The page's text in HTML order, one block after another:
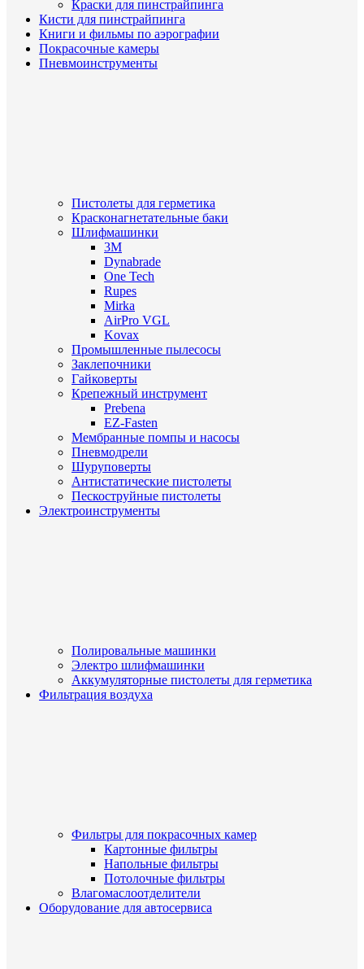
Краски для пинстрайпинга
Кисти для пинстрайпинга
Книги и фильмы по аэрографии
Покрасочные камеры
Пневмоинструменты
Пистолеты для герметика
Красконагнетательные баки
Шлифмашинки
3M
Dynabrade
One Tech
Rupes
Mirka
AirPro VGL
Kovax
Промышленные пылесосы
Заклепочники
Гайковерты
Крепежный инструмент
Prebena
EZ-Fasten
Мембранные помпы и насосы
Пневмодрели
Шуруповерты
Антистатические пистолеты
Пескоструйные пистолеты
Электроинструменты
Полировальные машинки
Электро шлифмашинки
Аккумуляторные пистолеты для герметика
Фильтрация воздуха
Фильтры для покрасочных камер
Картонные фильтры
Напольные фильтры
Потолочные фильтры
Влагомаслоотделители
Оборудование для автосервиса